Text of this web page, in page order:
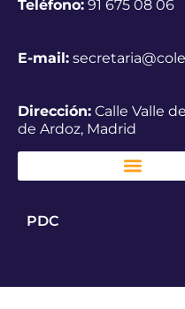
Teléfono: 91 675 08 06
E-mail:
Dirección: Calle Valle
de Ardoz, Madrid
PDC